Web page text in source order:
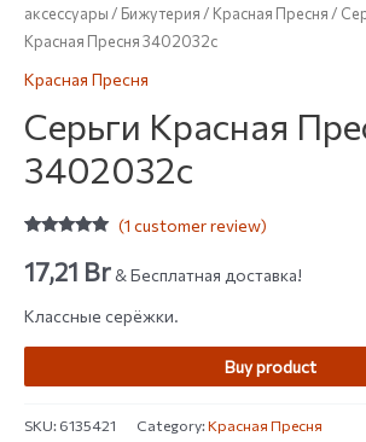
аксессуары/ Бижутерия/ Красная Пресня/
Красная Пресня 3402032с
Красная Пресня
Серьги Красная
3402032с
out of 5
based on
rating
(1 customer review)
17,21 Br& Бесплатная доставка!
Классные серёжки.
Buy product
SKU:6135421 Category:Красная Пресня